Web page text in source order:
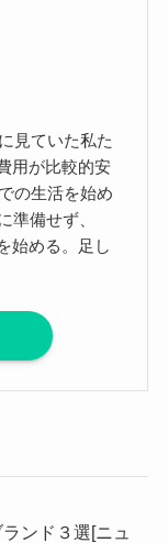
見ていた私た
用が比較的安
の生活を始め
準備せず、
始める。足し
ンド３選[ニュ